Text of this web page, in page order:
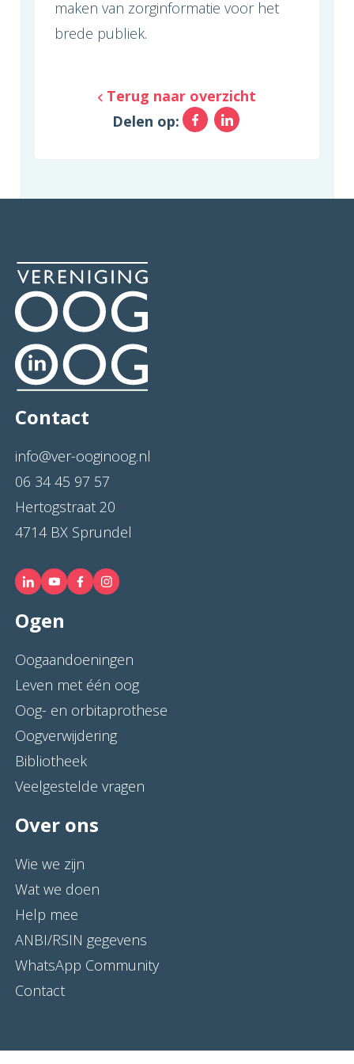
maken van zorginformatie voor het
brede publiek.
Terug naar overzicht
Delen op:
Facebook
LinkedIn
Contact
info@ver-ooginoog.nl
06 34 45 97 57
Hertogstraat 20
4714 BX Sprundel
Ogen
Oogaandoeningen
Leven met één oog
Oog- en orbitaprothese
Oogverwijdering
Bibliotheek
Veelgestelde vragen
Over ons
Wie we zijn
Wat we doen
Help mee
ANBI/RSIN gegevens
WhatsApp Community
Contact